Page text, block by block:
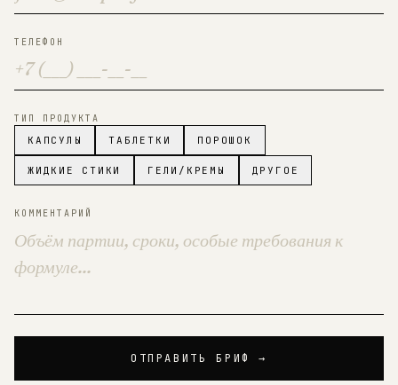
ТЕЛЕФОН
ТИП ПРОДУКТА
КАПСУЛЫ ТАБЛЕТКИ ПОРОШОК
ЖИДКИЕ СТИКИ ГЕЛИ/КРЕМЫ ДРУГОЕ
КОММЕНТАРИЙ
ОТПРАВИТЬ БРИФ →